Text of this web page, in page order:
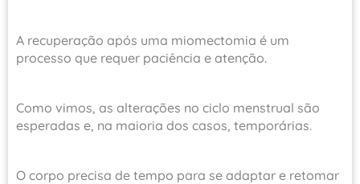
A recuperação após uma miomectomia é um
processo que requer paciência e atenção.
Como vimos, as alterações no ciclo menstrual são
esperadas e, na maioria dos casos, temporárias.
O corpo precisa de tempo para se adaptar e retomar